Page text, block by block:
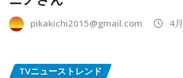
pikakichi2015@gmail.com 4
TVニューストレンド